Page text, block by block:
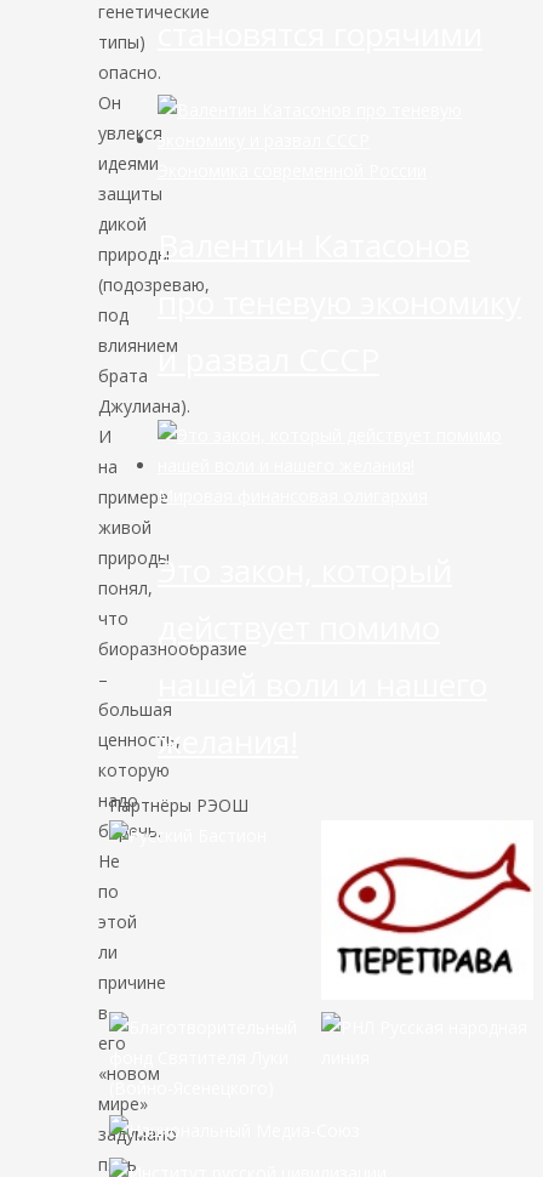
генетические
типы)
опасно.
Он
увлекся
идеями
защиты
дикой
природы
(подозреваю,
под
влиянием
брата
Джулиана).
И
на
примере
живой
природы
понял,
что
биоразнообразие
–
большая
ценность,
которую
надо
беречь.
Не
по
этой
ли
причине
в
его
«новом
мире»
задумано
пять
становятся горячими
Валентин Катасонов
про теневую экономику
и развал СССР
Мировая финансовая олигархия
Это закон, который
желания!
Партнёры РЭОШ